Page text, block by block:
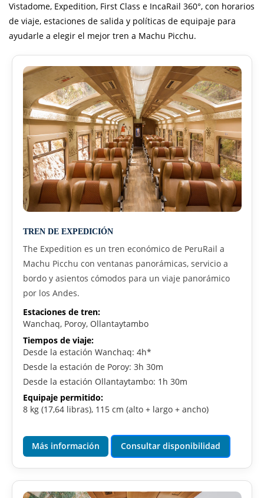
Vistadome, Expedition, First Class e IncaRail 360°, con horarios
de viaje, estaciones de salida y políticas de equipaje para
ayudarle a elegir el mejor tren a Machu Picchu.
TREN DE EXPEDICIÓN
The Expedition es un tren económico de PeruRail a
Machu Picchu con ventanas panorámicas, servicio a
bordo y asientos cómodos para un viaje panorámico
por los Andes.
Estaciones de tren:
Wanchaq, Poroy, Ollantaytambo
Tiempos de viaje:
Desde la estación Wanchaq: 4h*
Desde la estación de Poroy: 3h 30m
Desde la estación Ollantaytambo: 1h 30m
Equipaje permitido:
8 kg (17,64 libras), 115 cm (alto + largo + ancho)
Más información Consultar disponibilidad